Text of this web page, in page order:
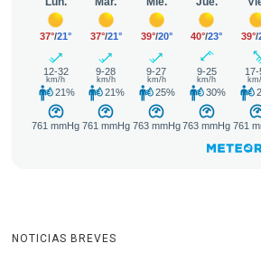
NOTICIAS BREVES